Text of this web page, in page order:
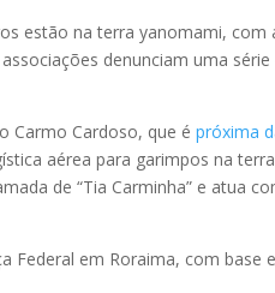
estão na terra yanomami, com
denunciam uma
Carmo Cardoso, que épróxima
aérea para garimpos na
de “Tia Carminha” e atua
Federal em Roraima, com base